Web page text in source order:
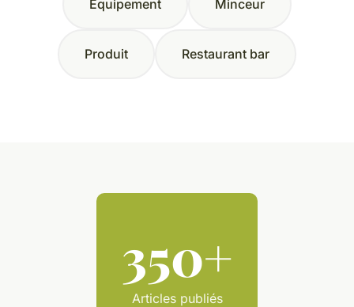
Equipement Minceur
Produit Restaurant bar
350+
Articles publiés